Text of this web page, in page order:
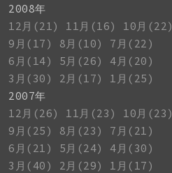
2008年
12月(21)
11月(16)
10月(22)
9月(17)
8月(10)
7月(22)
6月(14)
5月(26)
4月(20)
3月(30)
2月(17)
1月(25)
2007年
12月(26)
11月(23)
10月(23)
9月(25)
8月(23)
7月(21)
6月(21)
5月(24)
4月(30)
3月(40)
2月(29)
1月(17)